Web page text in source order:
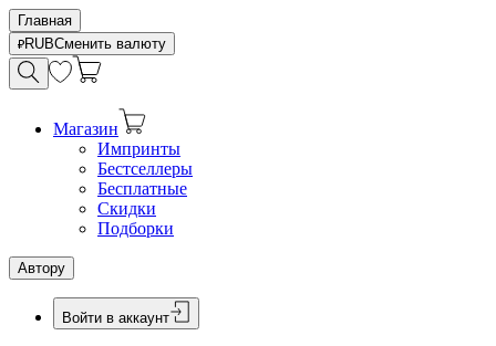
Главная
RUBСменить валюту
Магазин
Импринты
Бестселлеры
Бесплатные
Скидки
Подборки
Автору
Войти в аккаунт